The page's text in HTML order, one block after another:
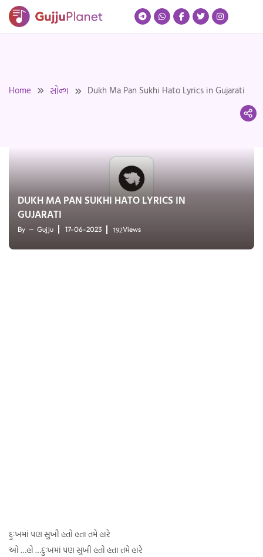
Skip
Home સોન્ગ Dukh Ma Pan Sukhi Hato Lyrics in Gujarati
DUKH MA PAN SUKHI HATO LYRICS IN
GUJARATI
By Gujju 17-06-2023 192Views
દુઃખમાં પણ સુખી હતો હતા તમે હારે
ઓ …હો …દુઃખમાં પણ સુખી હતો હતા તમે હારે